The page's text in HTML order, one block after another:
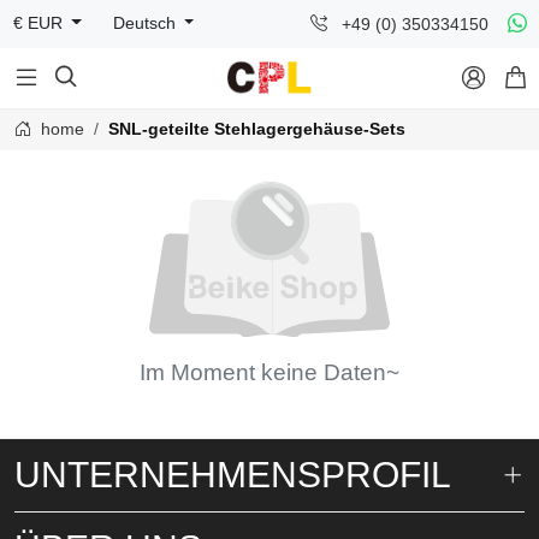
€ EUR Deutsch +49 (0) 350334150
  
home SNL-geteilte Stehlagergehäuse-Sets
Im Moment keine Daten~
UNTERNEHMENSPROFIL